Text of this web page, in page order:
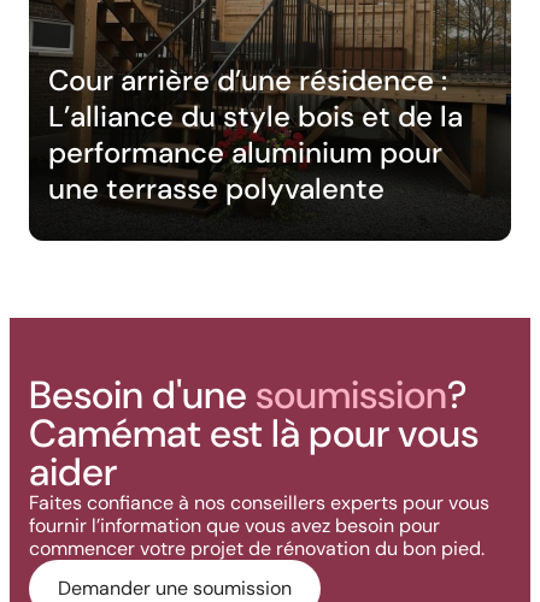
Cour arrière d’une résidence :
L’alliance du style bois et de la
performance aluminium pour
une terrasse polyvalente
Besoin d'une soumission?
Camémat est là pour vous
aider
Faites confiance à nos conseillers experts pour vous
fournir l’information que vous avez besoin pour
commencer votre projet de rénovation du bon pied.
Demander une soumission